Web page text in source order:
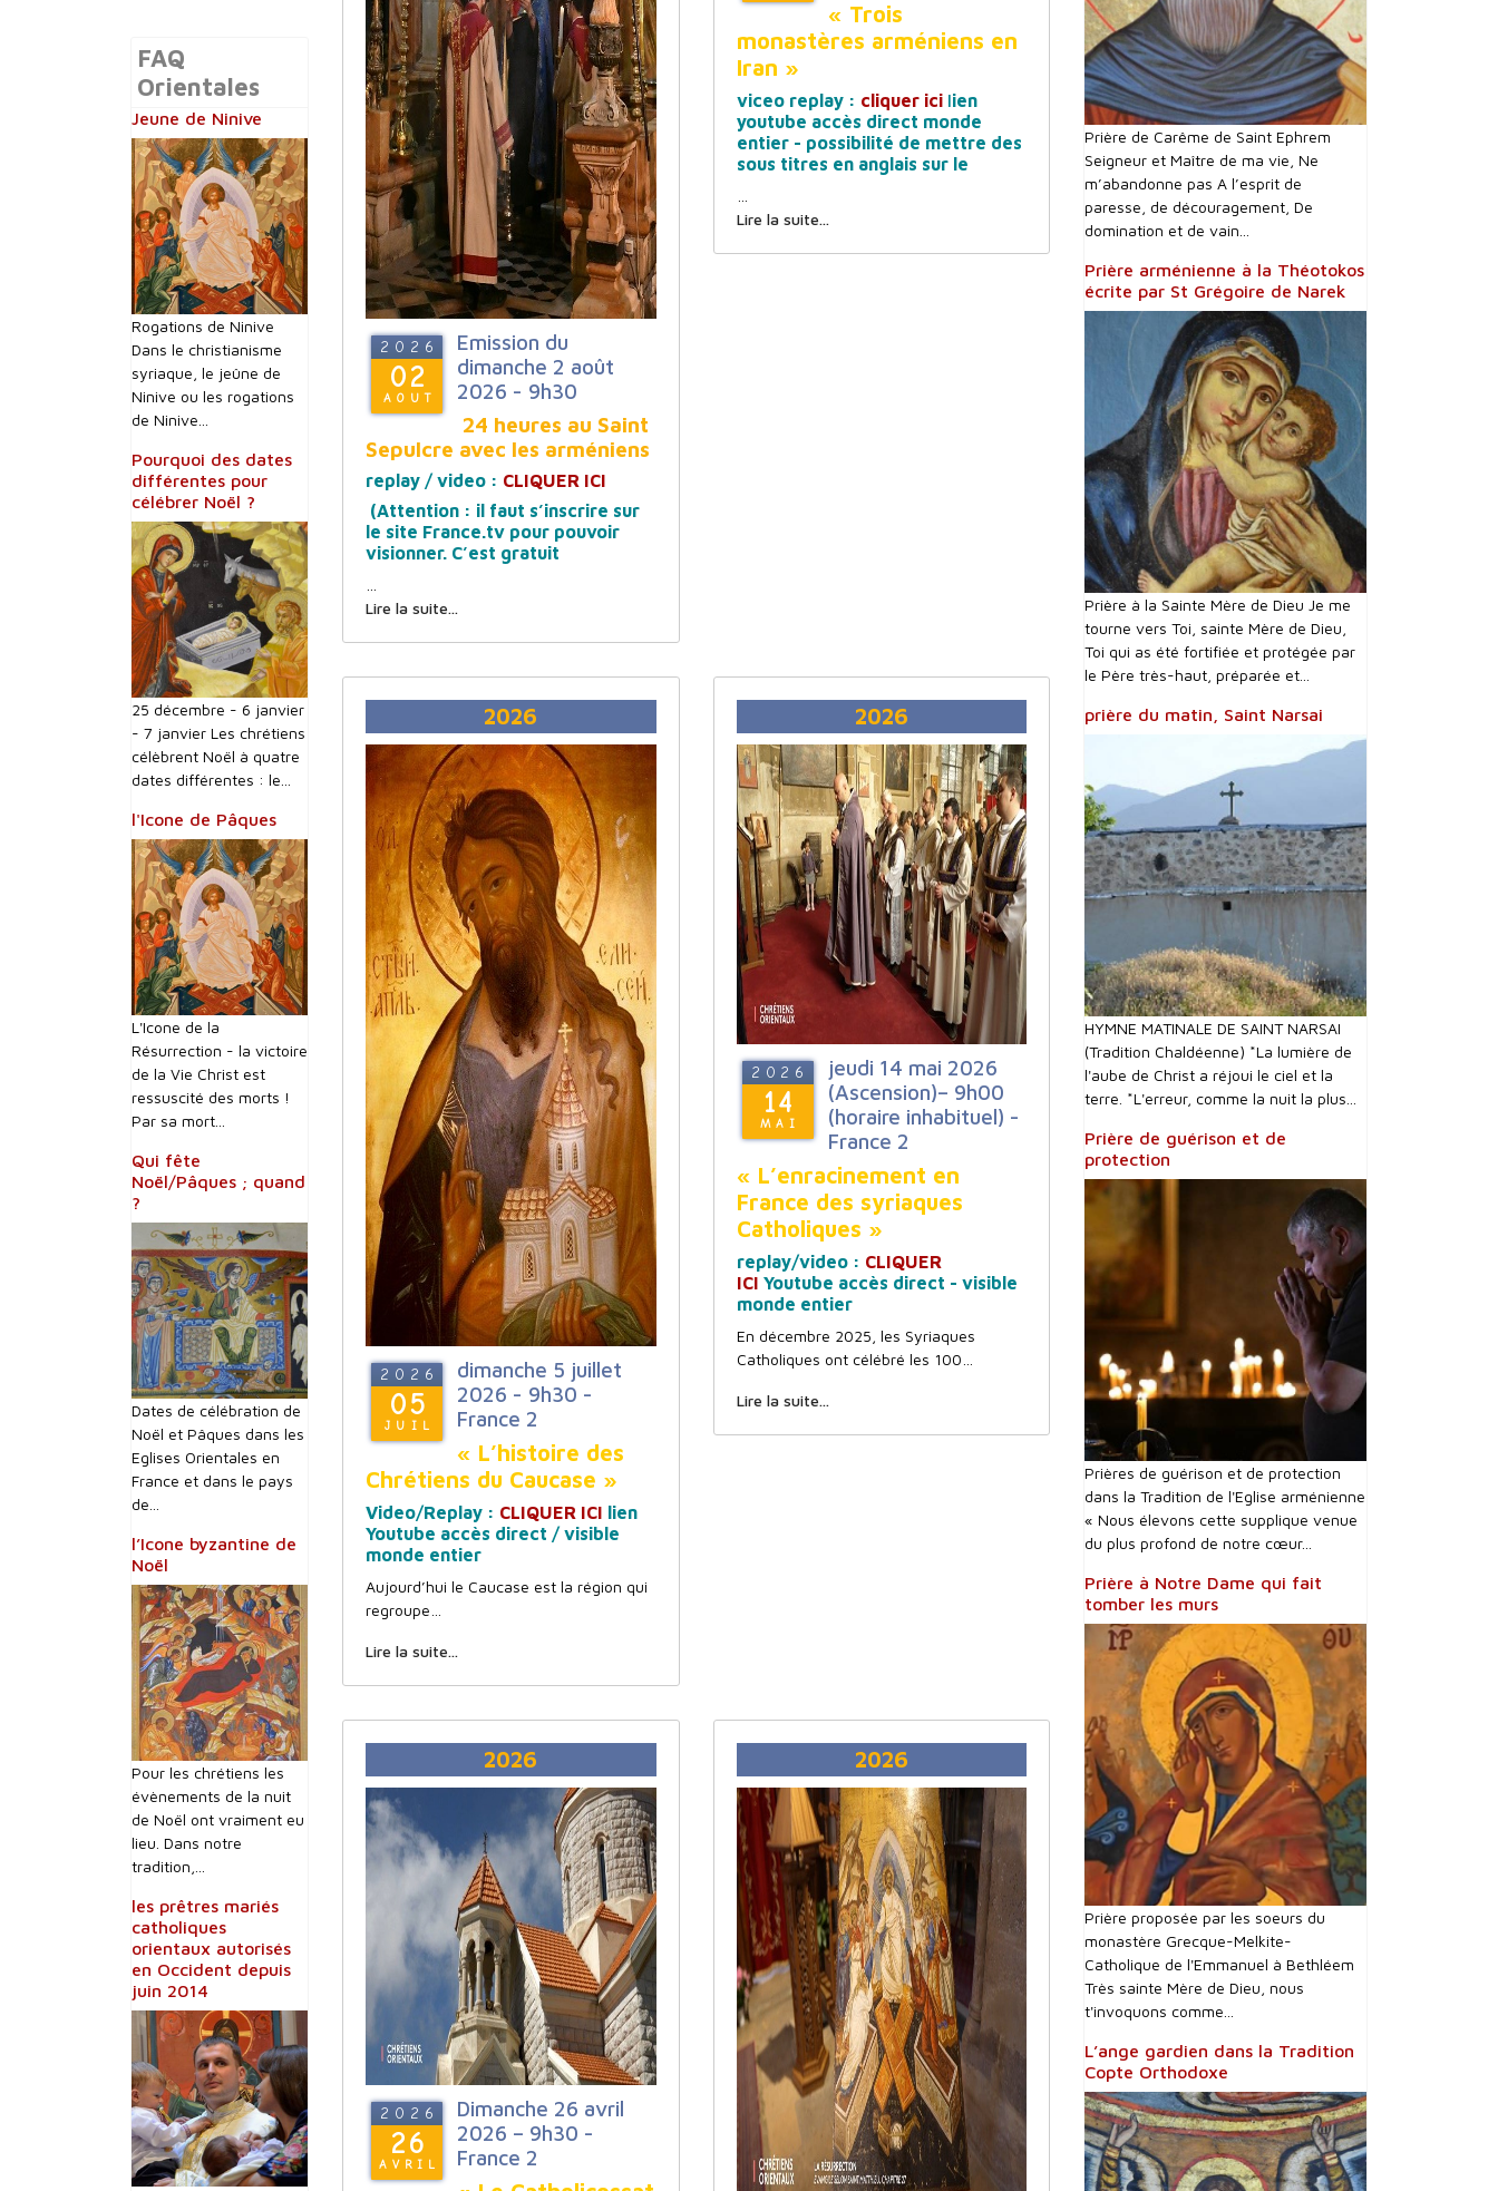
FAQ
Orientales
Jeune de Ninive
Rogations de Ninive
Dans le christianisme
syriaque, le jeûne de
Ninive ou les rogations
de Ninive...
Pourquoi des dates
différentes pour
célébrer Noël ?
25 décembre - 6 janvier
- 7 janvier Les chrétiens
célèbrent Noël à quatre
dates différentes : le...
l'Icone de Pâques
L'Icone de la
Résurrection - la victoire
de la Vie Christ est
ressuscité des morts !
Par sa mort...
Qui fête
Noël/Pâques ; quand
?
Dates de célébration de
Noël et Pâques dans les
Eglises Orientales en
France et dans le pays
de...
l’Icone byzantine de
Noël
Pour les chrétiens les
évènements de la nuit
de Noël ont vraiment eu
lieu. Dans notre
tradition,...
les prêtres mariés
catholiques
orientaux autorisés
en Occident depuis
juin 2014
2026
02
AOUT
Emission du
dimanche 2 août
2026 - 9h30
24 heures au Saint
Sepulcre avec les arméniens
replay / video : CLIQUER ICI
(Attention : il faut s’inscrire sur
le site France.tv pour pouvoir
visionner. C’est gratuit
Lire la suite...
« Trois
monastères arméniens en
Iran »
viceo replay : cliquer ici lien
youtube accès direct monde
entier - possibilité de mettre des
sous titres en anglais sur le
Lire la suite...
2026
2026
05
JUIL
dimanche 5 juillet
2026 - 9h30 -
France 2
« L’histoire des
Chrétiens du Caucase »
Video/Replay : CLIQUER ICI lien
Youtube accès direct / visible
monde entier
Aujourd’hui le Caucase est la région qui
regroupe…
Lire la suite...
2026
2026
14
MAI
jeudi 14 mai 2026
(Ascension)– 9h00
(horaire inhabituel) -
France 2
« L’enracinement en
France des syriaques
Catholiques »
replay/video : CLIQUER
ICI Youtube accès direct - visible
monde entier
En décembre 2025, les Syriaques
Catholiques ont célébré les 100…
Lire la suite...
2026
2026
26
AVRIL
Dimanche 26 avril
2026 – 9h30 -
France 2
2026
Prière de Carême de Saint Ephrem
Seigneur et Maître de ma vie, Ne
m’abandonne pas A l’esprit de
paresse, de découragement, De
domination et de vain...
Prière arménienne à la Théotokos
écrite par St Grégoire de Narek
Prière à la Sainte Mère de Dieu Je me
tourne vers Toi, sainte Mère de Dieu,
Toi qui as été fortifiée et protégée par
le Père très-haut, préparée et...
prière du matin, Saint Narsai
HYMNE MATINALE DE SAINT NARSAI
(Tradition Chaldéenne) *La lumière de
l'aube de Christ a réjoui le ciel et la
terre. *L'erreur, comme la nuit la plus...
Prière de guérison et de
protection
Prières de guérison et de protection
dans la Tradition de l'Eglise arménienne
« Nous élevons cette supplique venue
du plus profond de notre cœur...
Prière à Notre Dame qui fait
tomber les murs
Prière proposée par les soeurs du
monastère Grecque-Melkite-
Catholique de l'Emmanuel à Bethléem
Très sainte Mère de Dieu, nous
t'invoquons comme...
L’ange gardien dans la Tradition
Copte Orthodoxe